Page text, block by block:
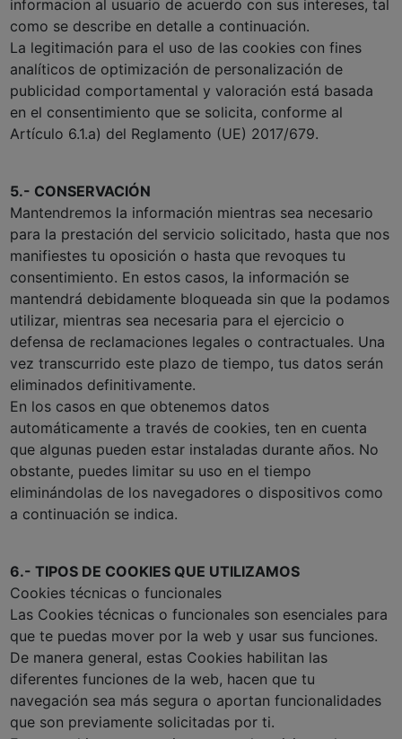
informacion al usuario de acuerdo con sus intereses, tal
como se describe en detalle a continuación.
La legitimación para el uso de las cookies con fines
analíticos de optimización de personalización de
publicidad comportamental y valoración está basada
en el consentimiento que se solicita, conforme al
Artículo 6.1.a) del Reglamento (UE) 2017/679.
5.- CONSERVACIÓN
Mantendremos la información mientras sea necesario
para la prestación del servicio solicitado, hasta que nos
manifiestes tu oposición o hasta que revoques tu
consentimiento. En estos casos, la información se
mantendrá debidamente bloqueada sin que la podamos
utilizar, mientras sea necesaria para el ejercicio o
defensa de reclamaciones legales o contractuales. Una
vez transcurrido este plazo de tiempo, tus datos serán
eliminados definitivamente.
En los casos en que obtenemos datos
automáticamente a través de cookies, ten en cuenta
que algunas pueden estar instaladas durante años. No
obstante, puedes limitar su uso en el tiempo
eliminándolas de los navegadores o dispositivos como
a continuación se indica.
6.- TIPOS DE COOKIES QUE UTILIZAMOS
Cookies técnicas o funcionales
Las Cookies técnicas o funcionales son esenciales para
que te puedas mover por la web y usar sus funciones.
De manera general, estas Cookies habilitan las
diferentes funciones de la web, hacen que tu
navegación sea más segura o aportan funcionalidades
que son previamente solicitadas por ti.